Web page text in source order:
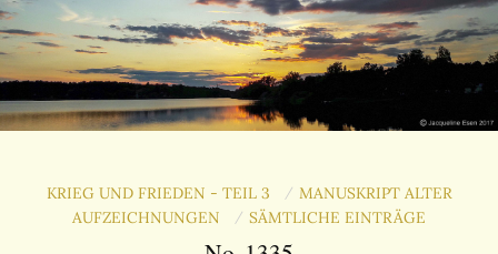
KRIEG UND FRIEDEN - TEIL 3 / MANUSKRIPT ALTER
AUFZEICHNUNGEN
/ SÄMTLICHE EINTRÄGE